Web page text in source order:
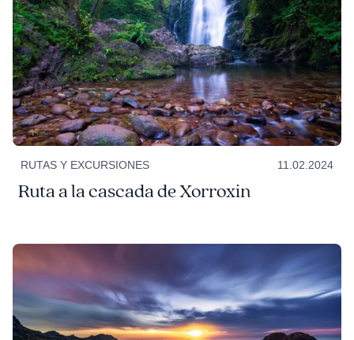
RUTAS Y EXCURSIONES 11.02.2024
Ruta a la cascada de Xorroxin